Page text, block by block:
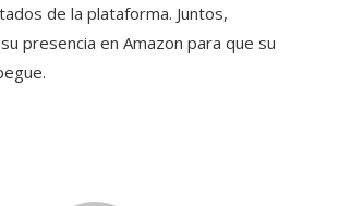
de la plataforma. Juntos,
presencia en Amazon para que su